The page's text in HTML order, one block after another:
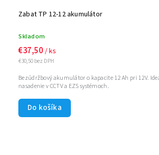
Zabat TP 12-12 akumulátor
Skladom
€30,50 bez DPH
€37,50 / ks
Do košíka
Bezúdržbový akumulátor o kapacite 12 Ah pri 12V.
nasadenie v CCTV a EZS systémoch.